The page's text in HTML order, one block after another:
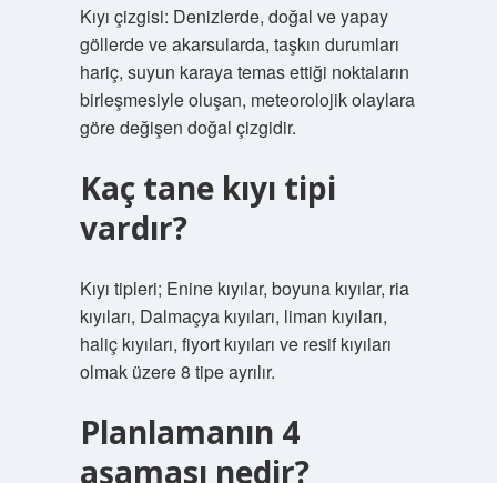
Kıyı çizgisi: Denizlerde, doğal ve yapay
göllerde ve akarsularda, taşkın durumları
hariç, suyun karaya temas ettiği noktaların
birleşmesiyle oluşan, meteorolojik olaylara
göre değişen doğal çizgidir.
Kaç tane kıyı tipi
vardır?
Kıyı tipleri; Enine kıyılar, boyuna kıyılar, ria
kıyıları, Dalmaçya kıyıları, liman kıyıları,
haliç kıyıları, fiyort kıyıları ve resif kıyıları
olmak üzere 8 tipe ayrılır.
Planlamanın 4
aşaması nedir?